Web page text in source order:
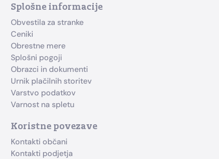
Splošne informacije
Obvestila za stranke
Ceniki
Obrestne mere
Splošni pogoji
Obrazci in dokumenti
Urnik plačilnih storitev
Varstvo podatkov
Varnost na spletu
Koristne povezave
Kontakti občani
Kontakti podjetja